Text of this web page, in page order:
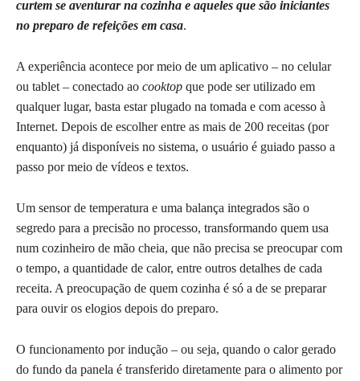
curtem se aventurar na cozinha e aqueles que são iniciantes
no preparo de refeições em casa.
A experiência acontece por meio de um aplicativo – no celular
ou tablet – conectado ao cooktop que pode ser utilizado em
qualquer lugar, basta estar plugado na tomada e com acesso à
Internet. Depois de escolher entre as mais de 200 receitas (por
enquanto) já disponíveis no sistema, o usuário é guiado passo a
passo por meio de vídeos e textos.
Um sensor de temperatura e uma balança integrados são o
segredo para a precisão no processo, transformando quem usa
num cozinheiro de mão cheia, que não precisa se preocupar com
o tempo, a quantidade de calor, entre outros detalhes de cada
receita. A preocupação de quem cozinha é só a de se preparar
para ouvir os elogios depois do preparo.
O funcionamento por indução – ou seja, quando o calor gerado
do fundo da panela é transferido diretamente para o alimento por